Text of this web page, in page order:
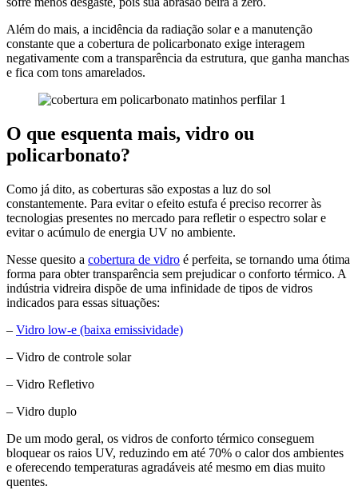
Além do mais, a incidência da radiação solar e a manutenção
constante que a cobertura de policarbonato exige interagem
negativamente com a transparência da estrutura, que ganha manchas
e fica com tons amarelados.
O que esquenta mais, vidro ou
policarbonato?
Como já dito, as coberturas são expostas a luz do sol
constantemente. Para evitar o efeito estufa é preciso recorrer às
tecnologias presentes no mercado para refletir o espectro solar e
evitar o acúmulo de energia UV no ambiente.
Nesse quesito a cobertura de vidro é perfeita, se tornando uma ótima
forma para obter transparência sem prejudicar o conforto térmico. A
indústria vidreira dispõe de uma infinidade de tipos de vidros
indicados para essas situações:
– Vidro low-e (baixa emissividade)
– Vidro de controle solar
– Vidro Refletivo
– Vidro duplo
De um modo geral, os vidros de conforto térmico conseguem
bloquear os raios UV, reduzindo em até 70% o calor dos ambientes
e oferecendo temperaturas agradáveis até mesmo em dias muito
quentes.